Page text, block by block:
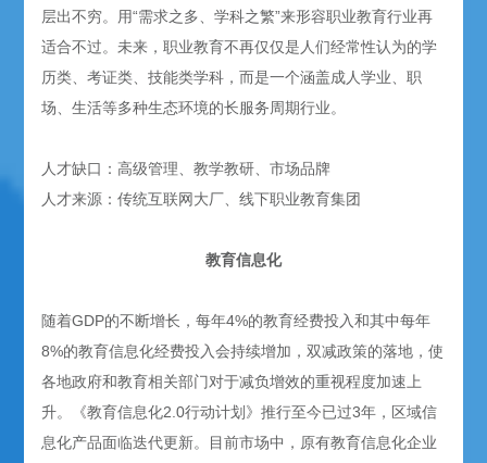
层出不穷。用“需求之多、学科之繁”来形容职业教育行业再
适合不过。未来，职业教育不再仅仅是人们经常性认为的学
历类、考证类、技能类学科，而是一个涵盖成人学业、职
场、生活等多种生态环境的长服务周期行业。
人才缺口：高级管理、教学教研、市场品牌
人才来源：传统互联网大厂、线下职业教育集团
教育信息化
随着GDP的不断增长，每年4%的教育经费投入和其中每年
8%的教育信息化经费投入会持续增加，双减政策的落地，使
各地政府和教育相关部门对于减负增效的重视程度加速上
升。《教育信息化2.0行动计划》推行至今已过3年，区域信
息化产品面临迭代更新。目前市场中，原有教育信息化企业